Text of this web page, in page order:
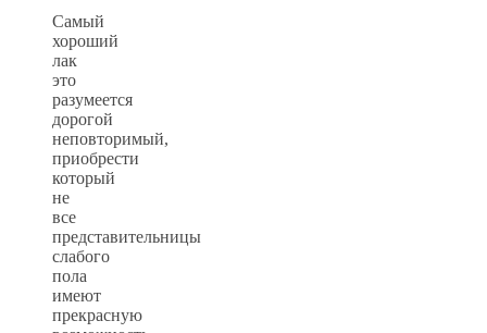
Самый
хороший
лак
это
разумеется
дорогой
неповторимый,
приобрести
который
не
все
представительницы
слабого
пола
имеют
прекрасную